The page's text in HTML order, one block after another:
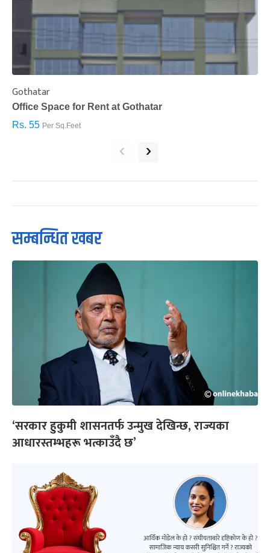
Gothatar
Office Space for Rent at Gothatar
Rs. 55 Per Sq.Feet
‹ ›
सम्बन्धित खबर
‘सरकार हुकुमी शासनतर्फ उन्मुख देखिन्छ, राज्यका
आधारस्तम्भहरू भत्काउँदै छ’